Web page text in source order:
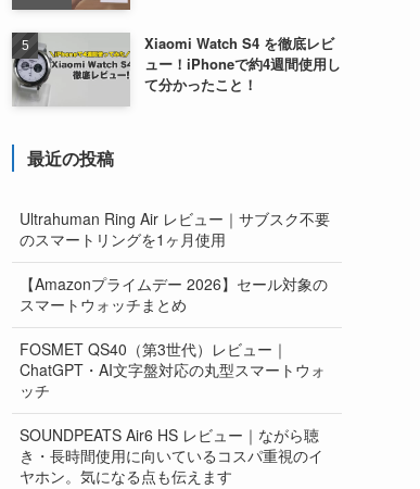
Xiaomi Watch S4 を徹底レビ
ュー！iPhoneで約4週間使用し
て分かったこと！
最近の投稿
Ultrahuman Ring Air レビュー｜サブスク不要
のスマートリングを1ヶ月使用
【Amazonプライムデー 2026】セール対象の
スマートウォッチまとめ
FOSMET QS40（第3世代）レビュー｜
ChatGPT・AI文字盤対応の丸型スマートウォ
ッチ
SOUNDPEATS Air6 HS レビュー｜ながら聴
き・長時間使用に向いているコスパ重視のイ
ヤホン。気になる点も伝えます